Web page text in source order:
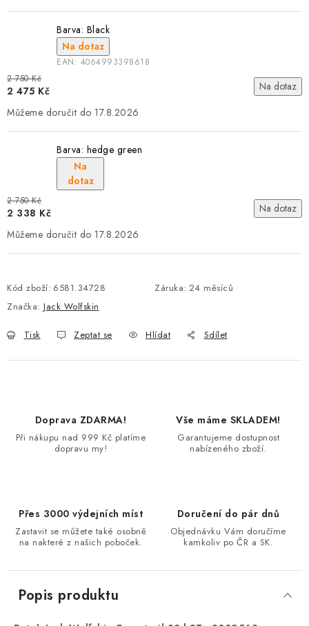
Barva: Black
Na dotaz
EAN: 4064993398618
2 750 Kč
2 475 Kč
Na dotaz
17.8.2026
Barva: hedge green
Na
dotaz
2 750 Kč
2 338 Kč
Na dotaz
17.8.2026
Kód zboží: 6581.34728 Záruka: 24 měsíců
Značka: Jack Wolfskin
Tisk Zeptat se Hlídat Sdílet
Doprava ZDARMA!
Při nákupu nad 999 Kč platíme
dopravu my!
Vše máme SKLADEM!
Garantujeme dostupnost
nabízeného zboží.
Přes 3000 výdejních míst
Zastavit se můžete také osobně
na nakteré z našich poboček.
Doručení do pár dnů
Objednávku Vám doručíme
kamkoliv po ČR a SK.
Popis produktu